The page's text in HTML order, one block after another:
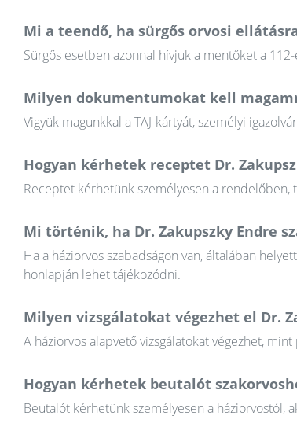
Mi a teendő, ha sürgős orvosi
Sürgős esetben azonnal hívjuk a mentőket a
Milyen dokumentumokat kell
Vigyük magunkkal a TAJ-kártyát, személyi
Hogyan kérhetek receptet Dr.
Receptet kérhetünk személyesen a rendelőben,
Mi történik, ha Dr. Zakupszky Endre
Ha a háziorvos szabadságon van, általában
honlapján lehet tájékozódni.
Milyen vizsgálatokat végezhet el Dr.
A háziorvos alapvető vizsgálatokat végezhet,
Hogyan kérhetek beutalót
Beutalót kérhetünk személyesen a háziorvostól,